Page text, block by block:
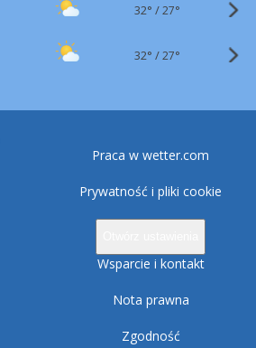
32° /27°
32° /27°
Praca w wetter.com
Prywatność i pliki cookie
Wsparcie i kontakt
Nota prawna
Zgodność